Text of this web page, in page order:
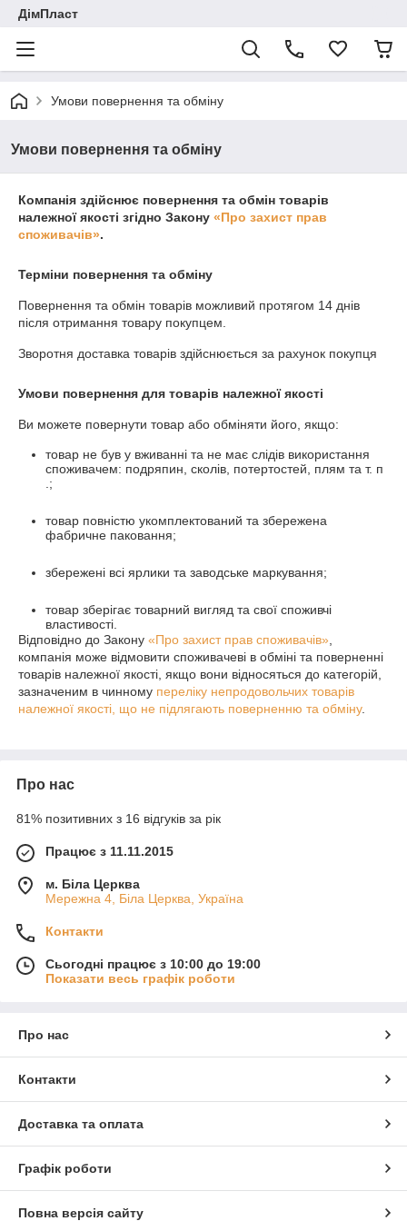
ДімПласт
Умови повернення та обміну
Умови повернення та обміну
Компанія здійснює повернення та обмін товарів
належної якості згідно Закону «Про захист прав
споживачів».
Терміни повернення та обміну
Повернення та обмін товарів можливий протягом 14 днів
після отримання товару покупцем.
Зворотня доставка товарів здійснюється за рахунок покупця
Умови повернення для товарів належної якості
Ви можете повернути товар або обміняти його, якщо:
товар не був у вживанні та не має слідів використання
споживачем: подряпин, сколів, потертостей, плям та т. п
.;
товар повністю укомплектований та збережена
фабричне паковання;
збережені всі ярлики та заводське маркування;
товар зберігає товарний вигляд та свої споживчі
властивості.
Відповідно до Закону «Про захист прав споживачів»
компанія може відмовити споживачеві в обміні та поверненні
товарів належної якості, якщо вони відносяться до категорій,
зазначеним в чинному переліку непродовольчих товарів
належної якості, що не підлягають поверненню та обміну.
Про нас
81% позитивних з 16 відгуків за рік
Працює з 11.11.2015
м. Біла Церква
Мережна 4, Біла Церква, Україна
Контакти
Сьогодні працює з 10:00 до 19:00
Показати весь графік роботи
Про нас
Контакти
Доставка та оплата
Графік роботи
Повна версія сайту